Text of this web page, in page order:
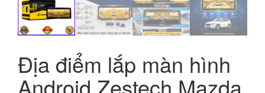
Địa điểm lắp màn hình
Android Zestech Mazda